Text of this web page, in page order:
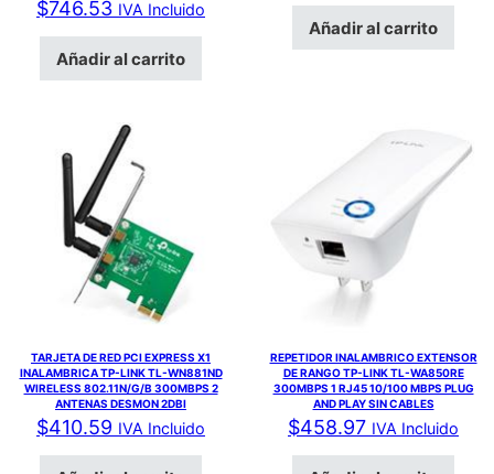
$746.53 IVA Incluido
Añadir al carrito
Añadir al carrito
TARJETA DE RED PCI EXPRESS X1
INALAMBRICA TP-LINK TL-WN881ND
WIRELESS 802.11N/G/B 300MBPS 2
ANTENAS DESMON 2DBI
$410.59 IVA Incluido
REPETIDOR INALAMBRICO EXTENSOR
DE RANGO TP-LINK TL-WA850RE
300MBPS 1 RJ45 10/100 MBPS PLUG
AND PLAY SIN CABLES
$458.97 IVA Incluido